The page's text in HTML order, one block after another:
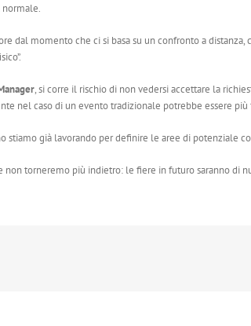
dal momento che ci si basa su un confronto a
, si corre il rischio di non vedersi accettare la
nel caso di un evento tradizionale potrebbe essere
già lavorando per definire le aree di potenziale
torneremo più indietro: le fiere in futuro saranno di